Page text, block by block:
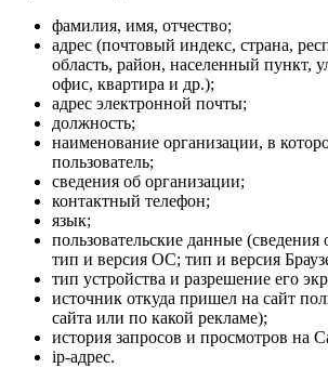
фамилия, имя, отчество;
адрес (почтовый индекс, страна,
область, район, населенный пункт,
офис, квартира и др.);
адрес электронной почты;
должность;
наименование организации, в
пользователь;
сведения об организации;
контактный телефон;
язык;
пользовательские данные
тип и версия ОС; тип и версия
тип устройства и разрешение его
источник откуда пришел на сайт
сайта или по какой рекламе);
история запросов и просмотров на
ip-адрес.